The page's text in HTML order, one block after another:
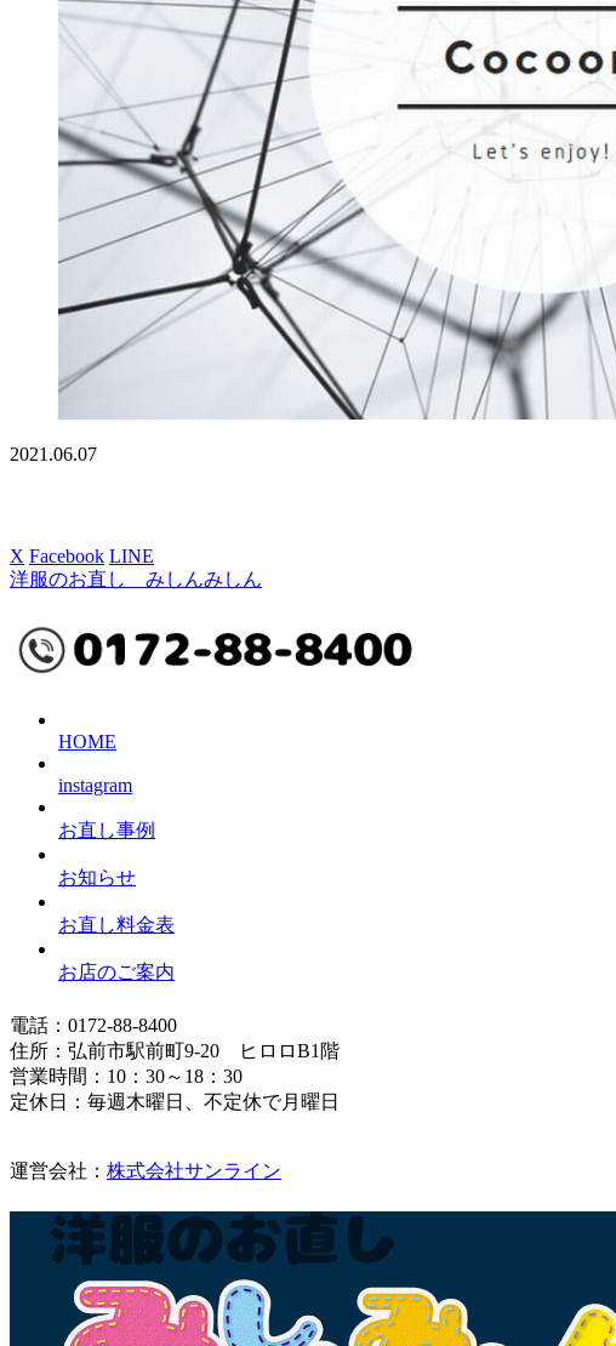
2021.06.07
X Facebook LINE
洋服のお直し みしんみしん
HOME
instagram
お直し事例
お知らせ
お直し料金表
お店のご案内
電話：0172-88-8400
住所：弘前市駅前町9-20 ヒロロB1階
営業時間：10：30～18：30
定休日：毎週木曜日、不定休で月曜日
運営会社： 株式会社サンライン